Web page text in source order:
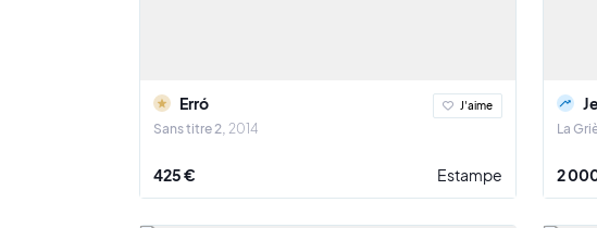
Erró
Sans titre 2 2014
J'aime
425 € Estampe
La
2